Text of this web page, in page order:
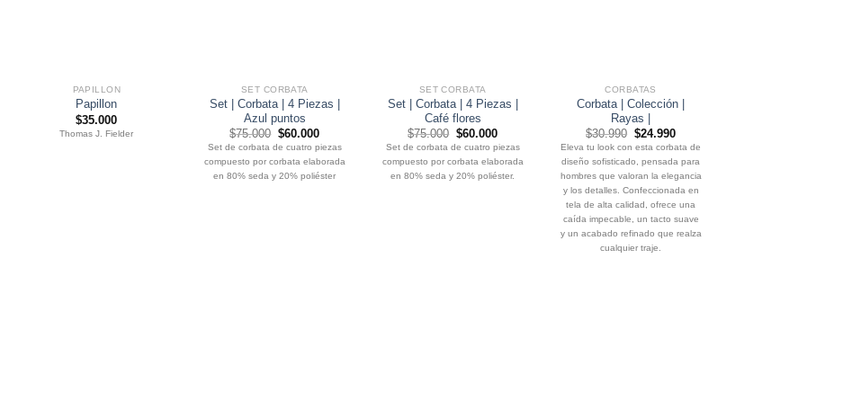
PAPILLON
Papillon
$35.000
Thomas J. Fielder
SET CORBATA
Set | Corbata | 4 Piezas |
Azul puntos
$75.000 El
precio
original
era:
$75.000.
$60.000El
precio
actual
es:
$60.000.
Set de corbata de cuatro piezas
compuesto por corbata elaborada
en 80% seda y 20% poliéster
SET CORBATA
Set | Corbata | 4 Piezas |
Café flores
$75.000 El
precio
original
era:
$75.000.
$60.000El
precio
actual
es:
$60.000.
Set de corbata de cuatro piezas
compuesto por corbata elaborada
en 80% seda y 20% poliéster.
CORBATAS
Corbata | Colección |
Rayas |
$30.990 El
precio
original
era:
$30.990.
$24.990El
precio
actual
es:
$24.990.
Eleva tu look con esta corbata de
diseño sofisticado, pensada para
hombres que valoran la elegancia
y los detalles. Confeccionada en
tela de alta calidad, ofrece una
caída impecable, un tacto suave
y un acabado refinado que realza
cualquier traje.